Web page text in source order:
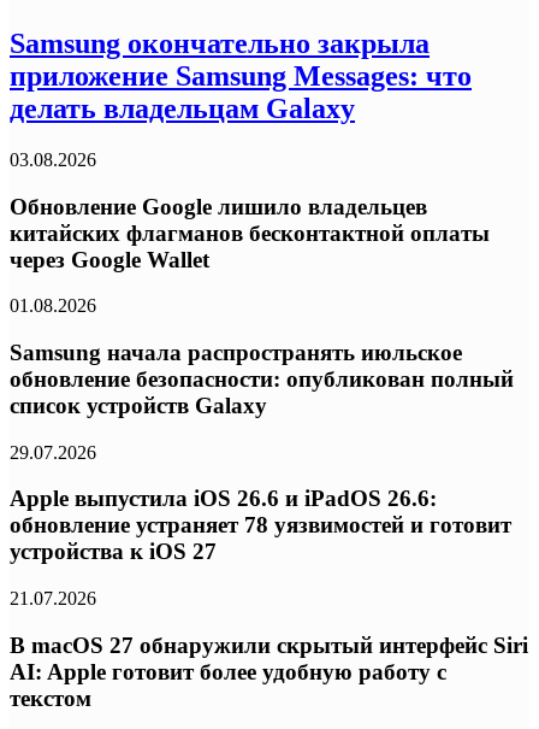
Samsung окончательно закрыла
приложение Samsung Messages: что
делать владельцам Galaxy
03.08.2026
Обновление Google лишило владельцев
китайских флагманов бесконтактной оплаты
через Google Wallet
01.08.2026
Samsung начала распространять июльское
обновление безопасности: опубликован полный
список устройств Galaxy
29.07.2026
Apple выпустила iOS 26.6 и iPadOS 26.6:
обновление устраняет 78 уязвимостей и готовит
устройства к iOS 27
21.07.2026
В macOS 27 обнаружили скрытый интерфейс Siri
AI: Apple готовит более удобную работу с
текстом